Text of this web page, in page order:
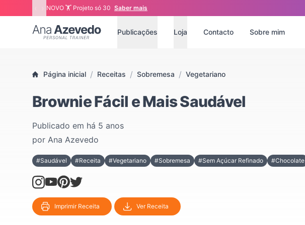
NOVO 🏋 Projeto só 30 Saber mais
Ana Azevedo Publicações Loja Contacto Sobre mim
Página inicial / Receitas / Sobremesa / Vegetariano
Brownie Fácil e Mais Saudável
Publicado em há 5 anos
por Ana Azevedo
#Saudável #Receita #Vegetariano #Sobremesa #Sem Açúcar Refinado #Chocolate
Imprimir Receita Ver Receita